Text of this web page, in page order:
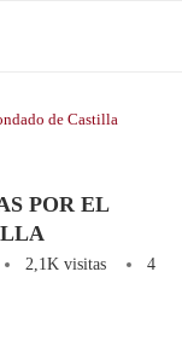
de Castilla
POR EL
2,1K visitas
4